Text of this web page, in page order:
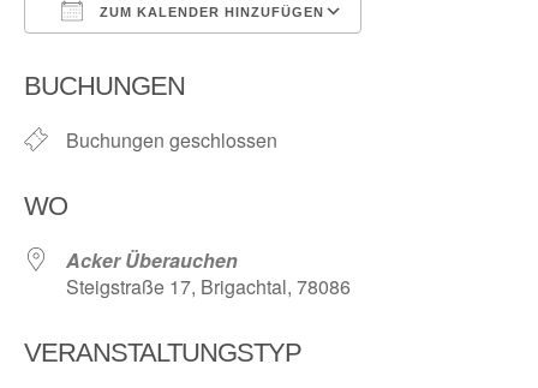
ZUM KALENDER HINZUFÜGEN
BUCHUNGEN
Buchungen geschlossen
WO
Acker Überauchen
Steigstraße 17, Brigachtal, 78086
VERANSTALTUNGSTYP